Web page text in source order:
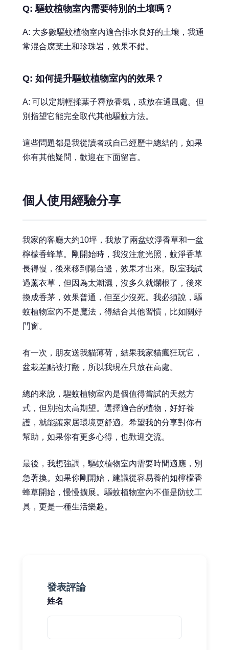
Q: 驅蚊植物室內需要特別的土壤嗎？
A: 大多數驅蚊植物室內適合排水良好的土壤，我通
常混合腐葉土和珍珠岩，效果不錯。
Q: 如何提升驅蚊植物室內的效果？
A: 可以定期輕揉葉子釋放香氣，或放在通風處。但
別指望它能完全取代其他驅蚊方法。
這些問題都是我從讀者或自己經歷中總結的，如果
你有其他疑問，歡迎在下面留言。
個人使用經驗分享
我家的客廳大約10坪，我放了兩盆蚊淨香草和一盆
檸檬香蜂草。剛開始時，我沒注意光照，蚊淨香草
長得慢，後來移到陽台邊，效果才出來。臥室我試
過薰衣草，但因為太潮濕，沒多久就爛根了，後來
換成香茅，效果普通，但至少沒死。我必須說，驅
蚊植物室內不是魔法，得結合其他習慣，比如關好
門窗。
有一次，朋友送我貓薄荷，結果我家貓瘋狂玩它，
盆栽差點被打翻，所以我現在只放在高處。
總的來說，驅蚊植物室內是個值得嘗試的天然方
式，但別抱太高期望。選擇適合的植物，好好養
護，就能讓家居環境更舒適。希望我的分享對你有
幫助，如果你有更多心得，也歡迎交流。
最後，我想強調，驅蚊植物室內需要時間適應，別
急著換。如果你剛開始，建議從容易養的如檸檬香
蜂草開始，慢慢擴展。驅蚊植物室內不僅是防蚊工
具，更是一種生活樂趣。
發表評論
姓名